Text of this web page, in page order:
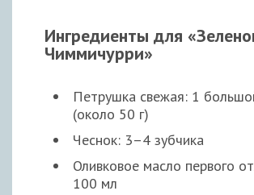
Ингредиенты для
Чиммичурри»
Петрушка свежая: 1
(около 50 г)
Чеснок: 3–4 зубчика
Оливковое масло первого
100 мл